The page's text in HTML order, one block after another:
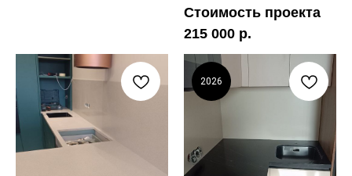
Стоимость проекта
215 000 р.
2026